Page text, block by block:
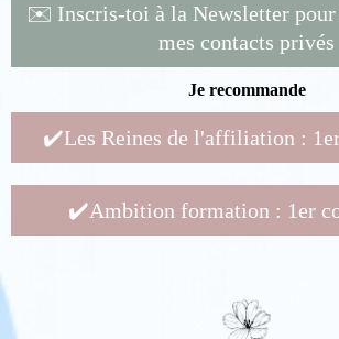
✉️ Inscris-toi à la Newsletter pour
mes contacts privés
Je recommande
✔️Les Reines de l'affiliation :
✔️Ambition formation : 1er